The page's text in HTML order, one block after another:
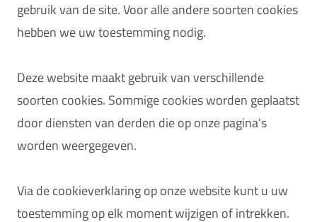
gebruik van de site. Voor alle andere soorten cookies
hebben we uw toestemming nodig.
Deze website maakt gebruik van verschillende
soorten cookies. Sommige cookies worden geplaatst
door diensten van derden die op onze pagina's
worden weergegeven.
Via de cookieverklaring op onze website kunt u uw
toestemming op elk moment wijzigen of intrekken.